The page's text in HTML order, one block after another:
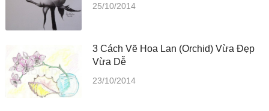
25/10/2014
3 Cách Vẽ Hoa Lan (orchid) Vừa Đẹp
Vừa Dễ
23/10/2014